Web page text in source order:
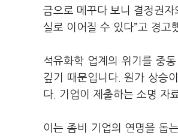
금으로 메꾸다 보니 결정권
실로 이어질 수 있다”고 경고
석유화학 업계의 위기를 중
깊기 때문입니다. 원가 상승
다. 기업이 제출하는 소명 자
이는 좀비 기업의 연명을 돕